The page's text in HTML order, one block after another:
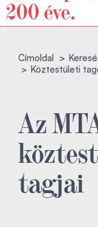
Címoldal
Köztestületi
Az
tagjai